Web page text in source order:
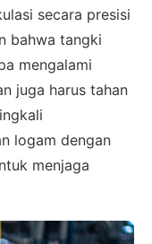
secara presisi
bahwa tangki
mengalami
juga harus tahan
logam dengan
menjaga